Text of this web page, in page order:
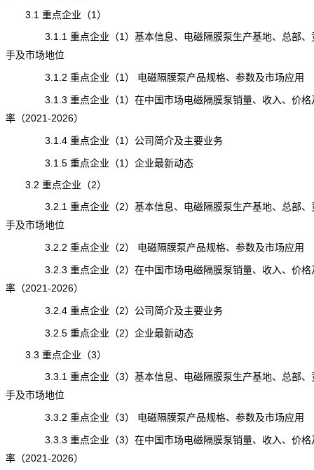
3.1 重点企业（1）
3.1.1 重点企业（1）基本信息、电磁隔膜泵生产基地、总部、
手及市场地位
3.1.2 重点企业（1） 电磁隔膜泵产品规格、参数及市场应用
3.1.3 重点企业（1）在中国市场电磁隔膜泵销量、收入、价格
率（2021-2026）
3.1.4 重点企业（1）公司简介及主要业务
3.1.5 重点企业（1）企业最新动态
3.2 重点企业（2）
3.2.1 重点企业（2）基本信息、电磁隔膜泵生产基地、总部、
手及市场地位
3.2.2 重点企业（2） 电磁隔膜泵产品规格、参数及市场应用
3.2.3 重点企业（2）在中国市场电磁隔膜泵销量、收入、价格
率（2021-2026）
3.2.4 重点企业（2）公司简介及主要业务
3.2.5 重点企业（2）企业最新动态
3.3 重点企业（3）
3.3.1 重点企业（3）基本信息、电磁隔膜泵生产基地、总部、
手及市场地位
3.3.2 重点企业（3） 电磁隔膜泵产品规格、参数及市场应用
3.3.3 重点企业（3）在中国市场电磁隔膜泵销量、收入、价格
率（2021-2026）